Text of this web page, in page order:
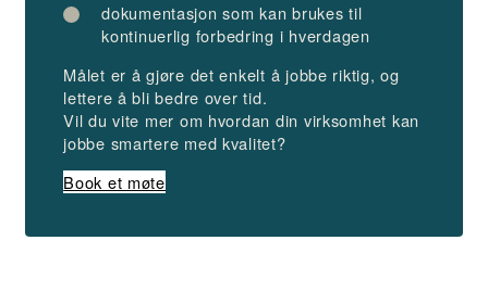
dokumentasjon som kan brukes til
kontinuerlig forbedring i hverdagen
Målet er å gjøre det enkelt å jobbe riktig, og
lettere å bli bedre over tid.
Vil du vite mer om hvordan din virksomhet kan
jobbe smartere med kvalitet?
Book et møte